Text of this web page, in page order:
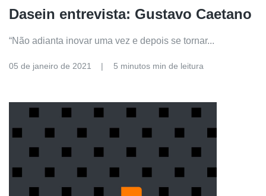
Dasein entrevista: Gustavo Caetano
“Não adianta inovar uma vez e depois se tornar...
05 de janeiro de 2021 5 minutos min de leitura